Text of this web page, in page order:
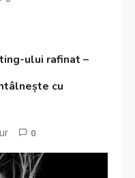
ului rafinat –
cu
0